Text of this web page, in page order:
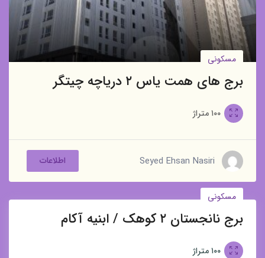
مسکونی
برج های همت یاس ۲ دریاچه چیتگر
۱۰۰ متراژ
Seyed Ehsan Nasiri اطلاعات
برای فروش
مسکونی
برج نانجستان ۲ کوهک / ابنیه آکام
۱۰۰ متراژ